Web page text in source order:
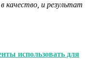
качество, и результат
использовать для